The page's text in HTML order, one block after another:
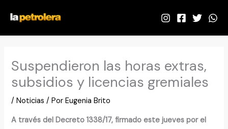
contenido
Suspendieron las horas extras,
subsidios y licencias gremiales
/Noticias / PorEugenia Brito
A través del Decreto 1338/17, firmado este jueves por el